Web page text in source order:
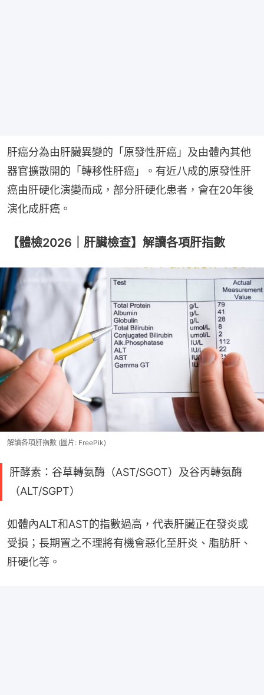
肝癌分為由肝臟異變的「原發性肝癌」及由體內其他
器官擴散開的「轉移性肝癌」。有近八成的原發性肝
癌由肝硬化演變而成，部分肝硬化患者，會在20年後
演化成肝癌。
【體檢2026｜肝臟檢查】解讀各項肝指數
解讀各項肝指數 (圖片: FreePik)
肝酵素：谷草轉氨酶（AST/SGOT）及谷丙轉氨酶
（ALT/SGPT）
如體內ALT和AST的指數過高，代表肝臟正在發炎或
受損；長期置之不理將有機會惡化至肝炎、脂肪肝、
肝硬化等。